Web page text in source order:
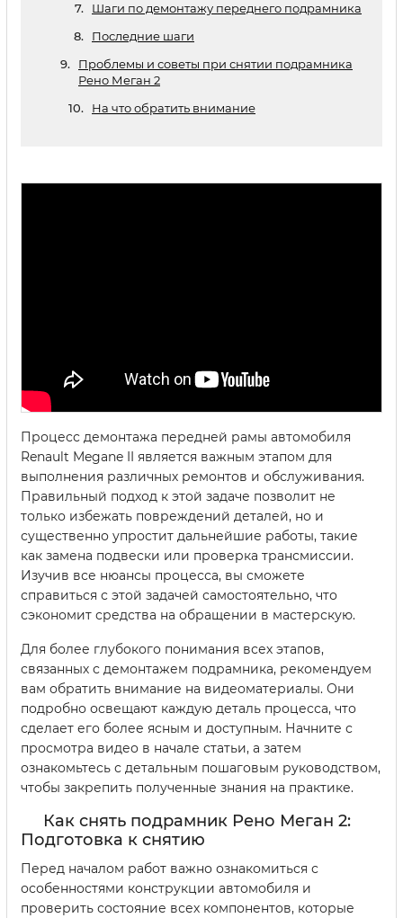
Шаги по демонтажу переднего подрамника
Последние шаги
Проблемы и советы при снятии подрамника
Рено Меган 2
На что обратить внимание
Процесс демонтажа передней рамы автомобиля
Renault Megane II является важным этапом для
выполнения различных ремонтов и обслуживания.
Правильный подход к этой задаче позволит не
только избежать повреждений деталей, но и
существенно упростит дальнейшие работы, такие
как замена подвески или проверка трансмиссии.
Изучив все нюансы процесса, вы сможете
справиться с этой задачей самостоятельно, что
сэкономит средства на обращении в мастерскую.
Для более глубокого понимания всех этапов,
связанных с демонтажем подрамника, рекомендуем
вам обратить внимание на видеоматериалы. Они
подробно освещают каждую деталь процесса, что
сделает его более ясным и доступным. Начните с
просмотра видео в начале статьи, а затем
ознакомьтесь с детальным пошаговым руководством,
чтобы закрепить полученные знания на практике.
Как снять подрамник Рено Меган 2:
Подготовка к снятию
Перед началом работ важно ознакомиться с
особенностями конструкции автомобиля и
проверить состояние всех компонентов, которые